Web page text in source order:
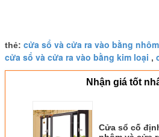
thẻ: cửa sổ và cửa ra vào bằng
cửa sổ và cửa ra vào bằng kim loại ,
Nhận giá tốt
Cửa sổ cố